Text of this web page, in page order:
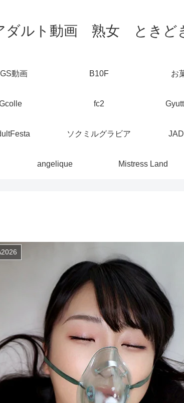
ダルト動画 熟女 とき
動画 B10F お
fc2
ソクミルグラビア
angelique Mistress Land